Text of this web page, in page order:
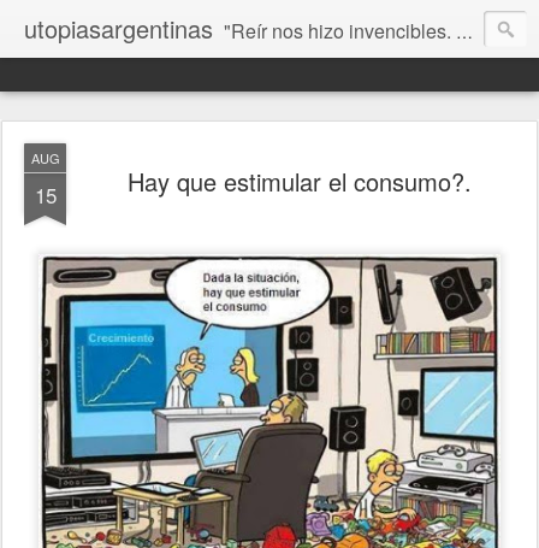
utopiasargentinas "Reír nos hizo invencibles. No como los que siempre ganan, sino como aquellos que no se rinden”. Frida Kahlo
AUG
15 Hay que estimular el consumo?.